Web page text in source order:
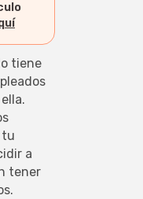
tiene
tu
a
tener